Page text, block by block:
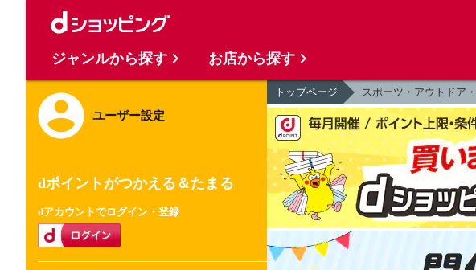
ユーザー設定
dポイントがつかえる＆たまる
dアカウントでログイン・登録
トップページ スポーツ・アウトドア
ジャンルから探す お店から探す